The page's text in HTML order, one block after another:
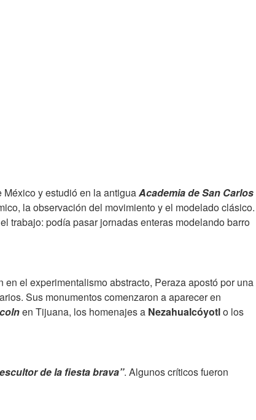
y estudió en la antiguaAcademia de San Carlos
la observación del movimiento y el modelado clásico.
trabajo: podía pasar jornadas enteras modelando barro
el experimentalismo abstracto, Peraza apostó por una
Sus monumentos comenzaron a aparecer en
en Tijuana, los homenajes a Nezahualcóyotlo los
de la fiesta brava”. Algunos críticos fueron